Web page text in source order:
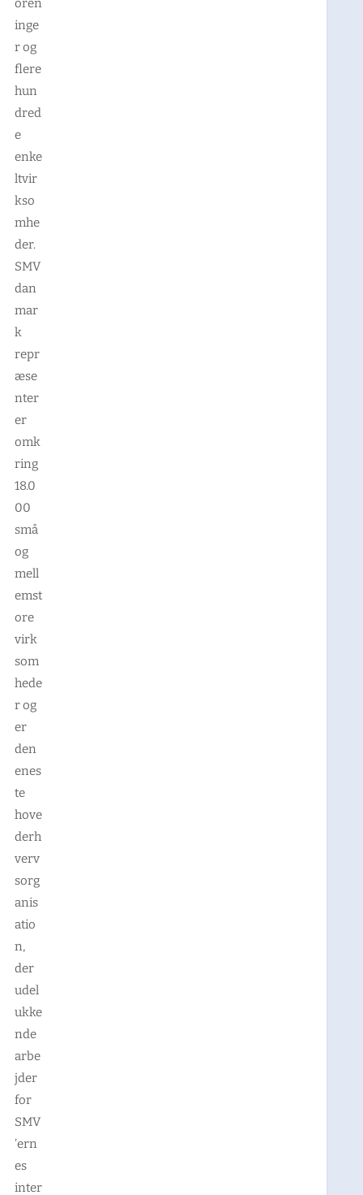
oren
inge
r og
flere
hun
dred
e
enke
ltvir
kso
mhe
der.
SMV
dan
mar
k
repr
æse
nter
er
omk
ring
18.0
00
små
og
mell
emst
ore
virk
som
hede
r og
er
den
enes
te
hove
derh
verv
sorg
anis
atio
n,
der
udel
ukke
nde
arbe
jder
for
SMV
’ern
es
inter